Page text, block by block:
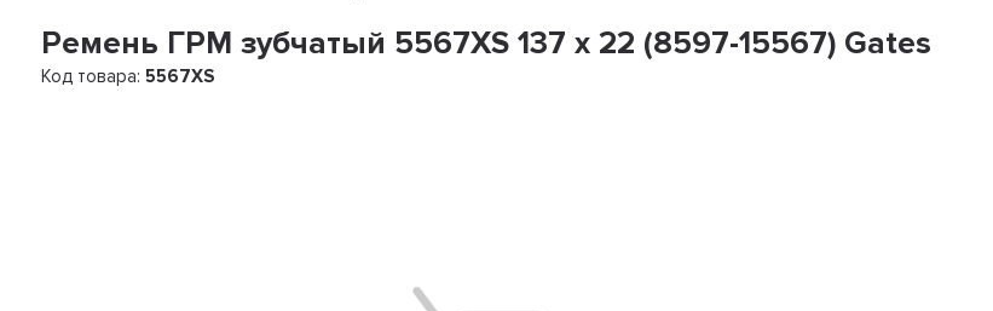
Ремень ГРМ зубчатый 5567XS 137 x 22 (8597-15567) Gates
Код товара:5567XS